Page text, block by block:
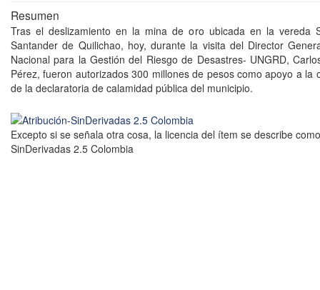
Resumen
Tras el deslizamiento en la mina de oro ubicada en la vereda
Santander de Quilichao, hoy, durante la visita del Director
Nacional para la Gestión del Riesgo de Desastres- UNGRD,
Pérez, fueron autorizados 300 millones de pesos como apoyo a la
de la declaratoria de calamidad pública del municipio.
Excepto si se señala otra cosa, la licencia del ítem se describe
SinDerivadas 2.5 Colombia